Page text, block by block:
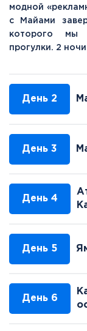
модной
с Майами
которого мы
прогулки. 2
День 2
День 3
День 4
День 5
День 6